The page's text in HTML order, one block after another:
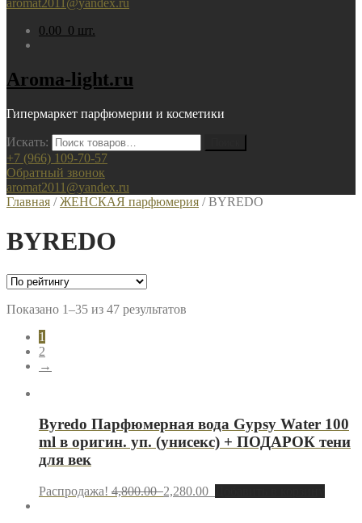
aromat2011@yandex.ru
0.00 0 шт.
Aroma-light.ru
Гипермаркет парфюмерии и косметики
Искать:
+7 (966) 109-70-57
Обратный звонок
aromat2011@yandex.ru
Главная /ЖЕНСКАЯ парфюмерия / BYREDO
BYREDO
Показано 1–35 из 47 результатов
1
2
→
Byredo Парфюмерная вода Gypsy Water 100
ml в оригин. уп. (унисекс) + ПОДАРОК тени
для век
Распродажа! 4,800.002,280.00